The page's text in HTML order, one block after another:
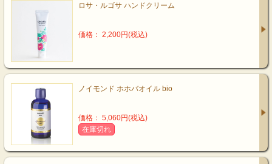
ロサ・ルゴサ ハンドクリーム
価格： 2,200円(税込)
ノイモンド ホホバオイル bio
価格： 5,060円(税込)
在庫切れ